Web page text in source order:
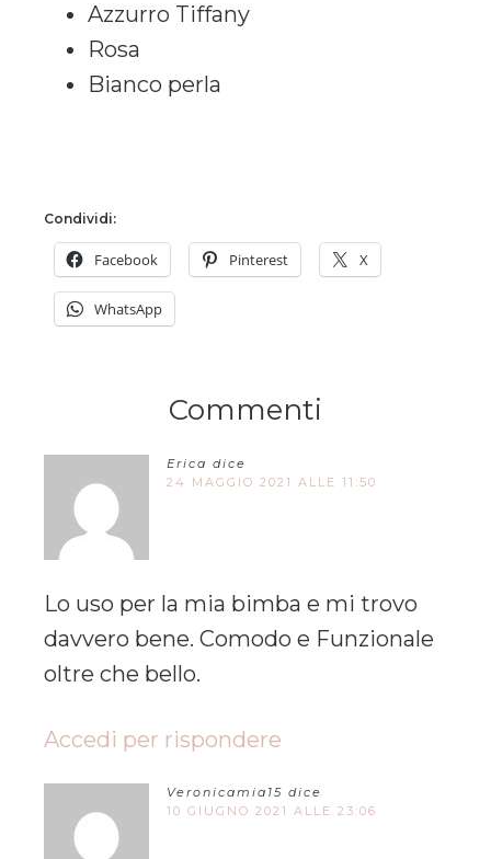
Azzurro Tiffany
Rosa
Bianco perla
Condividi:
Facebook Pinterest X
WhatsApp
Commenti
Erica dice
24 MAGGIO 2021 ALLE 11:50
Lo uso per la mia bimba e mi trovo
davvero bene. Comodo e Funzionale
oltre che bello.
Accedi per rispondere
Veronicamia15 dice
10 GIUGNO 2021 ALLE 23:06